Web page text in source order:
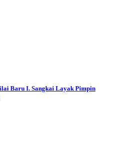
Baru I. Sangkai Layak Pimpin